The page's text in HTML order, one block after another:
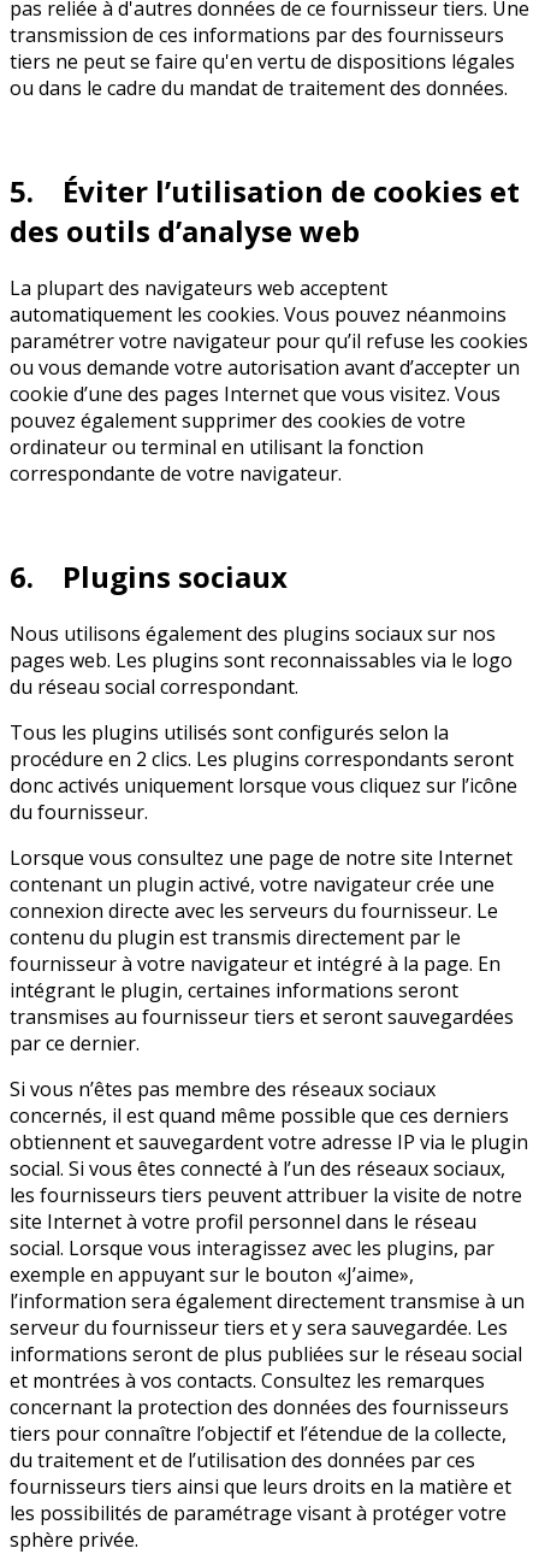
pas reliée à d'autres données de ce fournisseur tiers. Une
transmission de ces informations par des fournisseurs
tiers ne peut se faire qu'en vertu de dispositions légales
ou dans le cadre du mandat de traitement des données.
5. Éviter l’utilisation de cookies et
des outils d’analyse web
La plupart des navigateurs web acceptent
automatiquement les cookies. Vous pouvez néanmoins
paramétrer votre navigateur pour qu’il refuse les cookies
ou vous demande votre autorisation avant d’accepter un
cookie d’une des pages Internet que vous visitez. Vous
pouvez également supprimer des cookies de votre
ordinateur ou terminal en utilisant la fonction
correspondante de votre navigateur.
6. Plugins sociaux
Nous utilisons également des plugins sociaux sur nos
pages web. Les plugins sont reconnaissables via le logo
du réseau social correspondant.
Tous les plugins utilisés sont configurés selon la
procédure en 2 clics. Les plugins correspondants seront
donc activés uniquement lorsque vous cliquez sur l’icône
du fournisseur.
Lorsque vous consultez une page de notre site Internet
contenant un plugin activé, votre navigateur crée une
connexion directe avec les serveurs du fournisseur. Le
contenu du plugin est transmis directement par le
fournisseur à votre navigateur et intégré à la page. En
intégrant le plugin, certaines informations seront
transmises au fournisseur tiers et seront sauvegardées
par ce dernier.
Si vous n’êtes pas membre des réseaux sociaux
concernés, il est quand même possible que ces derniers
obtiennent et sauvegardent votre adresse IP via le plugin
social. Si vous êtes connecté à l’un des réseaux sociaux,
les fournisseurs tiers peuvent attribuer la visite de notre
site Internet à votre profil personnel dans le réseau
social. Lorsque vous interagissez avec les plugins, par
exemple en appuyant sur le bouton «J’aime»,
l’information sera également directement transmise à un
serveur du fournisseur tiers et y sera sauvegardée. Les
informations seront de plus publiées sur le réseau social
et montrées à vos contacts. Consultez les remarques
concernant la protection des données des fournisseurs
tiers pour connaître l’objectif et l’étendue de la collecte,
du traitement et de l’utilisation des données par ces
fournisseurs tiers ainsi que leurs droits en la matière et
les possibilités de paramétrage visant à protéger votre
sphère privée.